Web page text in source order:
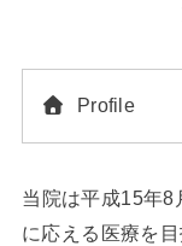
Profile
当院は平成15年8
に応える医療を